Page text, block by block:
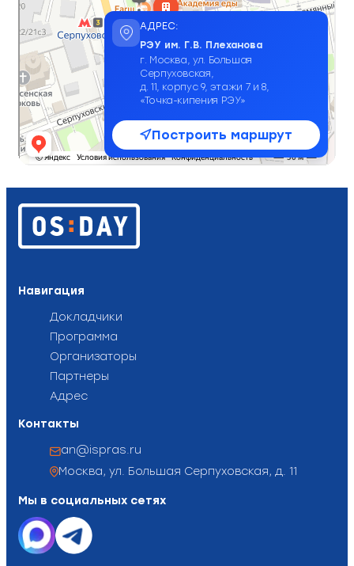
АДРЕС:
РЭУ им. Г.В. Плеханова
г. Москва, ул. Большая
Серпуховская,
д. 11, корпус 9, этажи 7 и 8,
«Точка-кипения РЭУ»
Построить маршрут
Навигация
Докладчики
Программа
Организаторы
Партнеры
Адрес
Контакты
an@ispras.ru
Москва, ул. Большая Серпуховская, д. 11
Мы в социальных сетях